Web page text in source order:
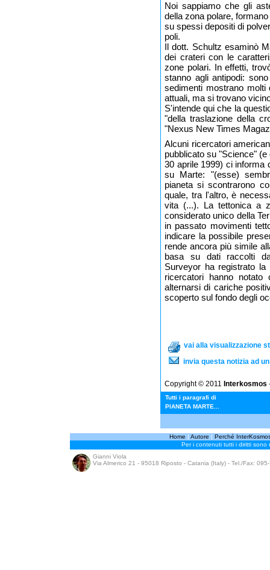
Noi sappiamo che gli
della zona polare,
su spessi depositi di
poli.
Il dott. Schultz esaminò
dei crateri con le
zone polari. In effetti,
stanno agli antipodi:
sedimenti mostrano
attuali, ma si trovano
S'intende qui che la
"della traslazione della
"Nexus New Times
Alcuni ricercatori
pubblicato su "Science"
30 aprile 1999) ci informa
su Marte: "(esse)
pianeta si scontrarono
quale, tra l'altro, è
vita (...). La tettonica a
considerato unico della
in passato movimenti
indicare la possibile
rende ancora più simile
basa su dati raccolti
Surveyor ha registrato
ricercatori hanno
alternarsi di cariche
scoperto sul fondo degli
vai alla visualizzazione
invia questa notizia ad
Copyright © 2011 Interkosmos
Tutti i paragrafi di
PIANETA MARTE...
Home | Autore | Perché
Per i contenuti tutti i diritti sono
Gianni Viola
Via Almerico 21 - 95018 Riposto - Catania (Italy) - Tel./Fax: